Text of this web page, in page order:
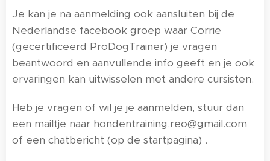
Je kan je na aanmelding ook aansluiten bij de
Nederlandse facebook groep waar Corrie
(gecertificeerd ProDogTrainer) je vragen
beantwoord en aanvullende info geeft en je ook
ervaringen kan uitwisselen met andere cursisten.
Heb je vragen of wil je je aanmelden, stuur dan
een mailtje naar hondentraining.reo@gmail.com
of een chatbericht (op de startpagina) .